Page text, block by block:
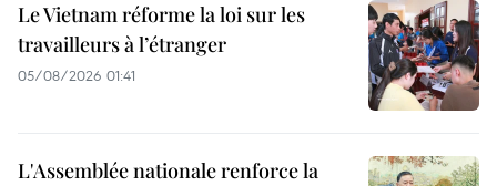
Le Vietnam réforme la loi sur les
travailleurs à l’étranger
05/08/2026 01:41
L'Assemblée nationale renforce la